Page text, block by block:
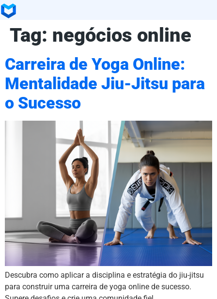
Tag: negócios online
Carreira de Yoga Online:
Mentalidade Jiu-Jitsu para
o Sucesso
Descubra como aplicar a disciplina e estratégia do jiu-jitsu
para construir uma carreira de yoga online de sucesso.